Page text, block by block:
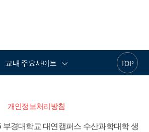
TOP
교내 주요사이트
개인정보처리방침
부경대학교 대연캠퍼스 수산과학대학 생